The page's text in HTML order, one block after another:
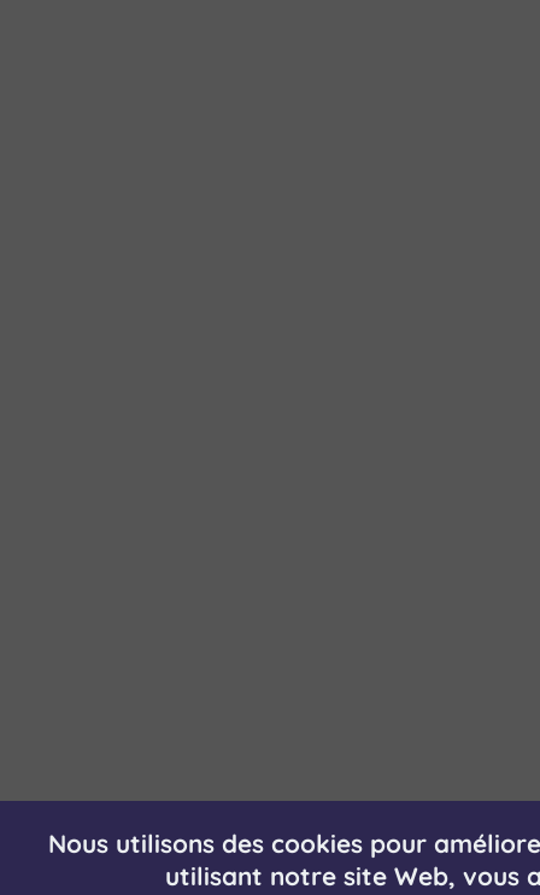
Nous utilisons des cookies pour
utilisant notre site Web, vous